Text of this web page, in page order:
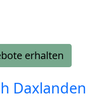
erhalten
Daxlanden